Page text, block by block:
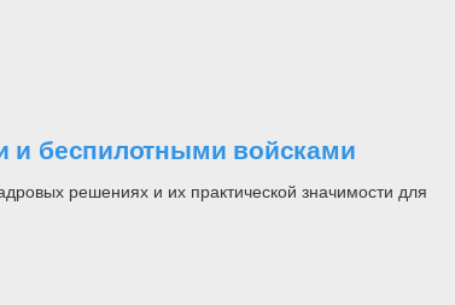
и беспилотными войсками
решениях и их практической значимости для